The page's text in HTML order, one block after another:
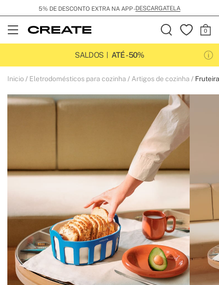
5% DE DESCONTO EXTRA NA APP -DESCARGATELA
Open
Menu
SALDOS
ATÉ -50%
Inicio Eletrodomésticos para cozinha Artigos de cozinha